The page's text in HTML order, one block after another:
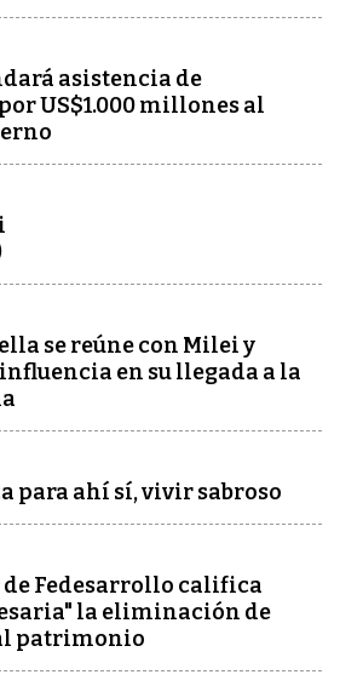
asistencia de
US$1.000 millones al
se reúne con Milei y
en su llegada a la
para ahí sí, vivir sabroso
Fedesarrollo califica
la eliminación de
patrimonio